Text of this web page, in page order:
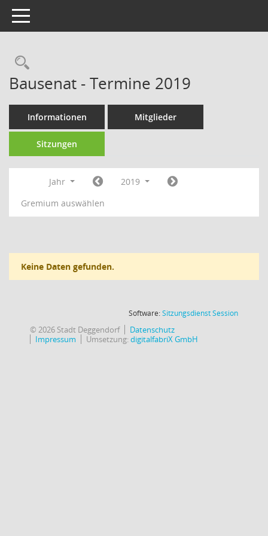
Toggle navigation
Rechercheauswahl
Bausenat - Termine 2019
Informationen Mitglieder
Sitzungen
Jahr
2019
Gremium auswählen
Keine Daten gefunden.
Software:SitzungsdienstSession(Wird in
© 2026 Stadt Deggendorf
Datenschutz
Impressum
Umsetzung:digitalfabriX GmbH